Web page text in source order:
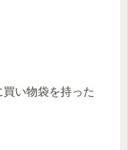
い物袋を持った